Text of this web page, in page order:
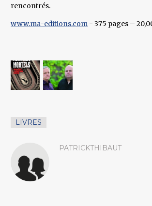
rencontrés.
www.ma-editions.com - 375 pages –
LIVRES
PATRICKTHIBAUT